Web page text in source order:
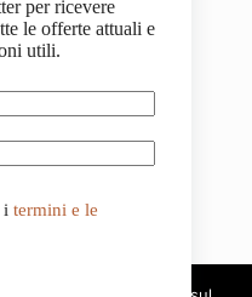
per ricevere
le offerte attuali e
utili.
i termini e le